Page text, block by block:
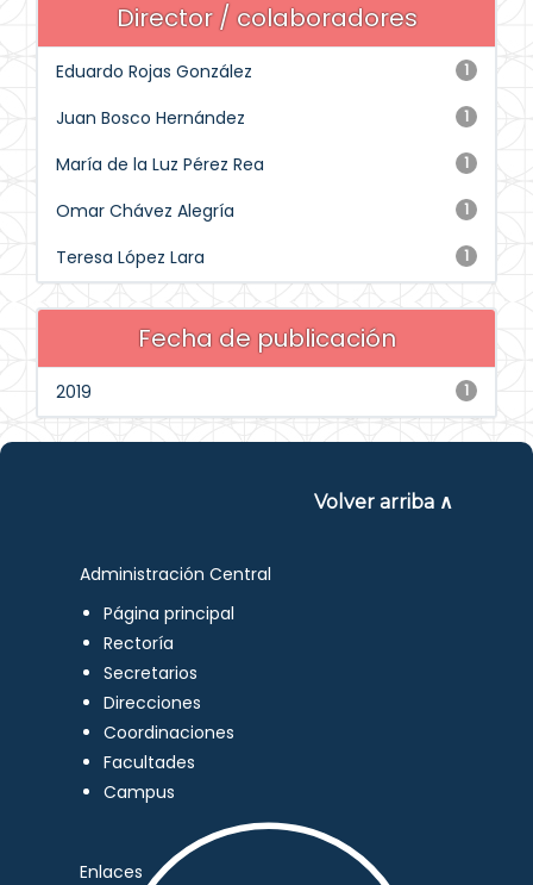
Director / colaboradores
1
Eduardo Rojas González
1
Juan Bosco Hernández
1
María de la Luz Pérez Rea
1
Omar Chávez Alegría
1
Teresa López Lara
Fecha de publicación
1
2019
Volver arriba ∧
Administración Central
Página principal
Rectoría
Secretarios
Direcciones
Coordinaciones
Facultades
Campus
Enlaces